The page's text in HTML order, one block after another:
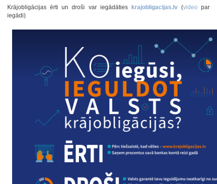
Krājobligācijas ērti un droši var iegādāties
krajobligacijas.lv(video par
iegādi)